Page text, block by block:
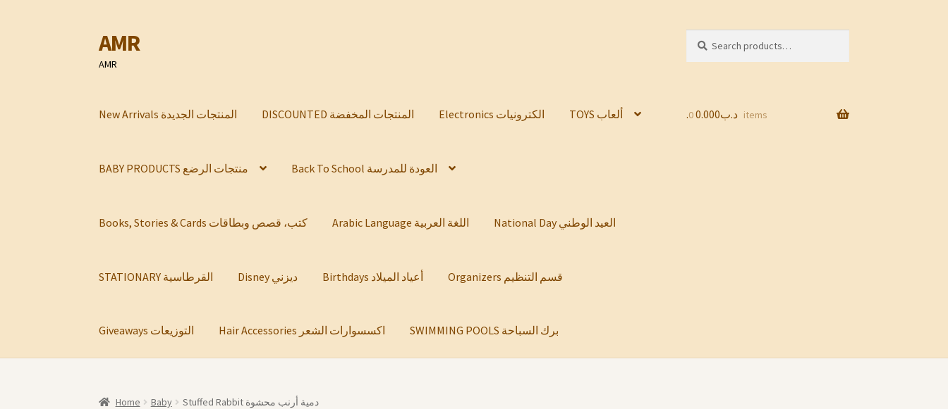
Skip
to
navigation
Skip
to
content
AMR
AMR
for:
New Arrivals المنتجات الجديدة DISCOUNTED المنتجات المخفضة Electronics الكترونيات TOYS ألعاب
BABY PRODUCTS منتجات الرضع Back To School العودة للمدرسة
Books, Stories & Cards كتب، قصص وبطاقات Arabic Language اللغة العربية National Day العيد الوطني
STATIONARY القرطاسية Disney ديزني Birthdays أعياد الميلاد Organizers قسم التنظيم
Giveaways التوزيعات Hair Accessories اكسسوارات الشعر SWIMMING POOLS برك السباحة
.د.ب0.000 0 items
Home Baby Stuffed Rabbit دمية أرنب محشوة